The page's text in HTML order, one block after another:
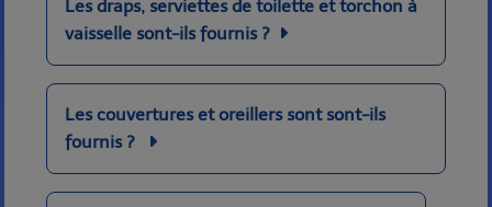
Les draps, serviettes de toilette et torchon à
vaisselle sont-ils fournis ?
Les couvertures et oreillers sont sont-ils
fournis ?